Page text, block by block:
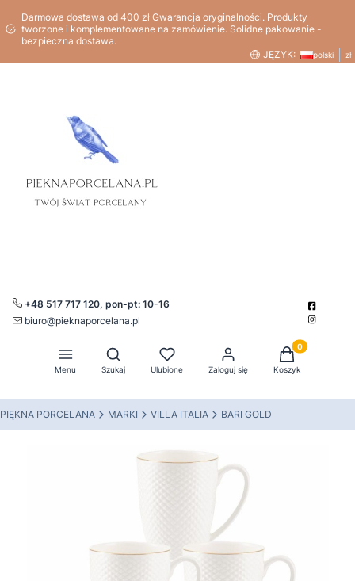
Darmowa dostawa od 400 zł Gwarancja oryginalności. Produkty
tworzone i komplementowane na zamówienie. Solidne pakowanie -
bezpieczna dostawa.
JĘZYK:
polski zł
+48 517 717 120, pon-pt: 10-16
biuro@pieknaporcelana.pl
Menu
Otwórz wyszukiwarkę
Szukaj Ulubione Zaloguj się
Produkty w
Koszyk
PIĘKNA PORCELANA MARKI VILLA ITALIA BARI GOLD